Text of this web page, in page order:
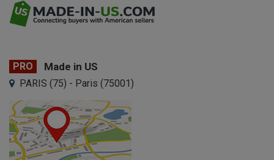
PRO Made in US
PARIS (75) - Paris (75001)